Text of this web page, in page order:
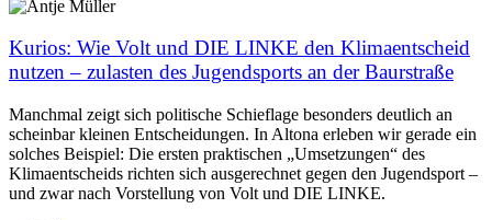
Kurios: Wie Volt und DIE LINKE den Klimaentscheid
nutzen – zulasten des Jugendsports an der Baurstraße
Manchmal zeigt sich politische Schieflage besonders deutlich an
scheinbar kleinen Entscheidungen. In Altona erleben wir gerade ein
solches Beispiel: Die ersten praktischen „Umsetzungen“ des
Klimaentscheids richten sich ausgerechnet gegen den Jugendsport –
und zwar nach Vorstellung von Volt und DIE LINKE.